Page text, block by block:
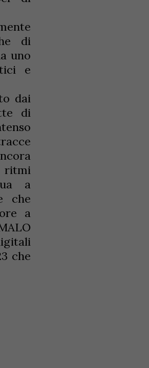
di
uno
e
dai
di
ritmi
a
che
a
che